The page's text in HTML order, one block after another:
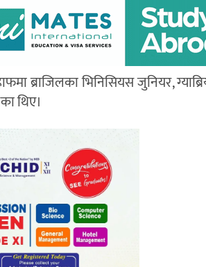
ब्राजिलका भिनिसियस जुनियर,
थिए।